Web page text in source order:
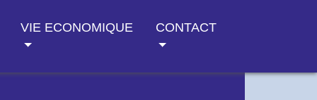
VIE ECONOMIQUE CONTACT